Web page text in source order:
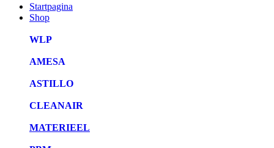
Startpagina
Shop
WLP
AMESA
ASTILLO
CLEANAIR
MATERIEEL